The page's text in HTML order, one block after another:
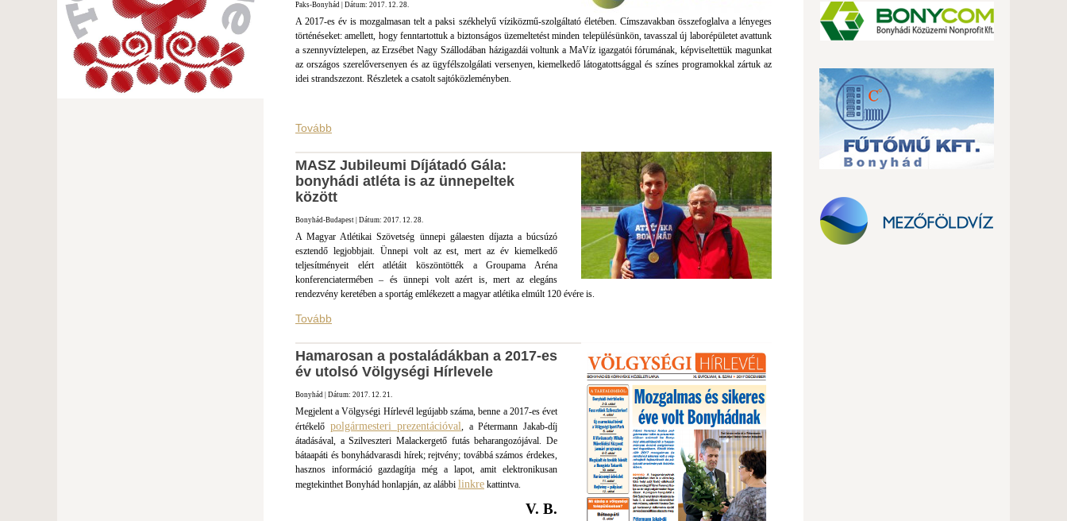
Paks-Bonyhád | Dátum: 2017. 12. 28.
A 2017-es év is mozgalmasan telt a paksi székhelyű víziközmű-szolgáltató életében. Címszavakban összefoglalva a lényeges
történéseket: amellett, hogy fenntartottuk a biztonságos üzemeltetést minden településünkön, tavasszal új laborépületet avattunk
a szennyvíztelepen, az Erzsébet Nagy Szállodában házigazdái voltunk a MaVíz igazgatói fórumának, képviseltettük magunkat
az országos szerelőversenyen és az ügyfélszolgálati versenyen, kiemelkedő látogatottsággal és színes programokkal zártuk az
idei strandszezont. Részletek a csatolt sajtóközleményben.
Tovább
MASZ Jubileumi Díjátadó Gála:
bonyhádi atléta is az ünnepeltek
között
Bonyhád-Budapest | Dátum: 2017. 12. 28.
A Magyar Atlétikai Szövetség ünnepi gálaesten díjazta a búcsúzó
esztendő legjobbjait. Ünnepi volt az est, mert az év kiemelkedő
teljesítményeit elért atlétáit köszöntötték a Groupama Aréna
konferenciatermében – és ünnepi volt azért is, mert az elegáns
rendezvény keretében a sportág emlékezett a magyar atlétika elmúlt 120 évére is.
Tovább
Hamarosan a postaládákban a 2017-es
év utolsó Völgységi Hírlevele
Bonyhád | Dátum: 2017. 12. 21.
Megjelent a Völgységi Hírlevél legújabb száma, benne a 2017-es évet
értékelő polgármesteri prezentációval, a Pétermann Jakab-díj
átadásával, a Szilveszteri Malackergető futás beharangozójával. De
bátaapáti és bonyhádvarasdi hírek; rejtvény; továbbá számos érdekes,
hasznos információ gazdagítja még a lapot, amit elektronikusan
megtekinthet Bonyhád honlapján, az alábbi linkre kattintva.
V. B.